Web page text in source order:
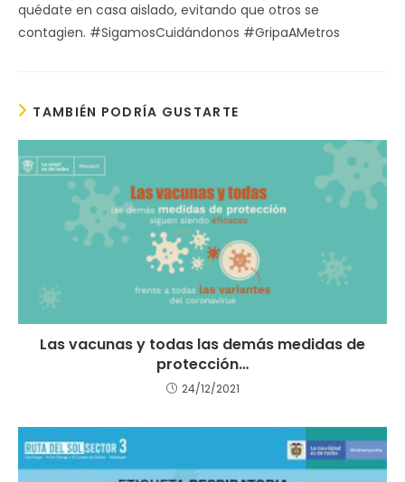
quédate en casa aislado, evitando que otros se
contagien. #SigamosCuidándonos #GripaAMetros
TAMBIÉN PODRÍA GUSTARTE
Las vacunas y todas las demás medidas de
protección…
24/12/2021